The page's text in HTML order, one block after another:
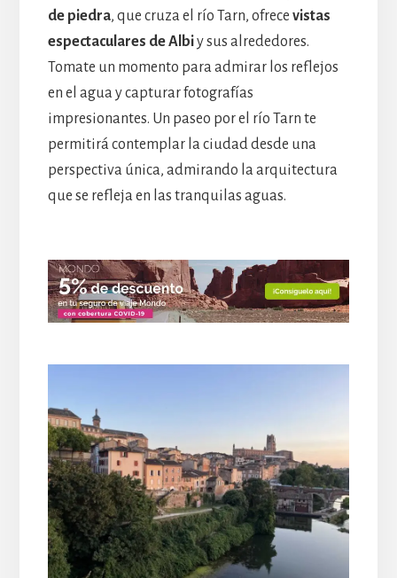
de piedra, que cruza el río Tarn, ofrece vistas
espectaculares de Albiy sus alrededores.
Tomate un momento para admirar los reflejos
en el agua y capturar fotografías
impresionantes. Un paseo por el río Tarn te
permitirá contemplar la ciudad desde una
perspectiva única, admirando la arquitectura
que se refleja en las tranquilas aguas.